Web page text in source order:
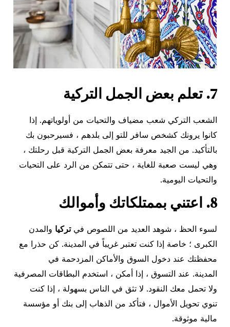
7. تعلم بعض الجمل التركية
الشعب التركي شعب مضياف والتحيات من أولوياتهم. إذا
كانوا يرونك كشخص سافر للتو إلى بلدهم ، فسيرحبون بك
بالتأكيد. من الجيد معرفة بعض الجمل التركية قبل رحلتك ،
وهي ليست صعبة للغاية ، حتى تتمكن من الرد على التحيات
والتحيات اليومية.
8. اعتني بممتلكاتك وأموالك
لسوء الحظ ، شوهد العديد من اللصوص فيتركيا والمدن
الكبرى ؛ خاصة إذا كنت تعتبر غريباً في المدينة. كن حذرا مع
محفظتك عند دخول السوق والأماكن المزدحمة في
المدينة. عند التسوق ، إذا أمكن ، استخدم البطاقات المصرفية
ولا تحمل معك النقود. لا تثق في الناس بسهولة ، إذا كنت
تنوي تحويل الأموال ، فتأكد من الذهاب إلى بنك أو مؤسسة
مالية موثوقة.